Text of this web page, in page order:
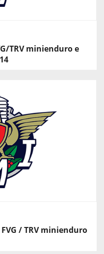
TRV minienduro e
/ TRV minienduro